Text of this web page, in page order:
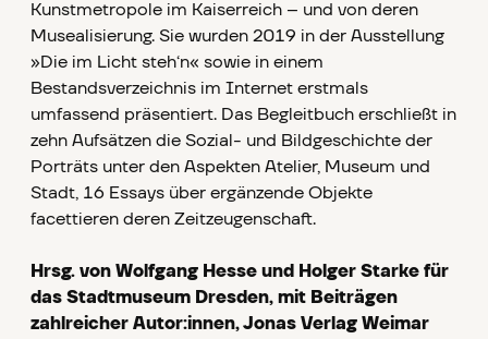
Kunstmetropole im Kaiserreich – und von deren
Musealisierung. Sie wurden 2019 in der Ausstellung
»Die im Licht steh‘n« sowie in einem
Bestandsverzeichnis im Internet erstmals
umfassend präsentiert. Das Begleitbuch erschließt in
zehn Aufsätzen die Sozial- und Bildgeschichte der
Porträts unter den Aspekten Atelier, Museum und
Stadt, 16 Essays über ergänzende Objekte
facettieren deren Zeitzeugenschaft.
Hrsg. von Wolfgang Hesse und Holger Starke für
das Stadtmuseum Dresden, mit Beiträgen
zahlreicher Autor:innen, Jonas Verlag Weimar